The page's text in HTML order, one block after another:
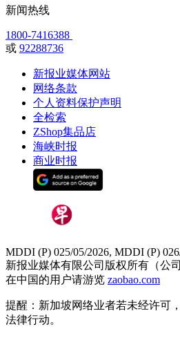
新闻热线
1800-7416388
或 92288736
新报业媒体网站
网络条款
个人资料保护声明
全检索
ZShop集品店
海峡时报
商业时报
MDDI (P) 025/05/2026, MDDI (P)
新报业媒体有限公司版权所有（公
在中国的用户请游览 zaobao.com
提醒：新加坡网络业者若未经许可
法律行动。